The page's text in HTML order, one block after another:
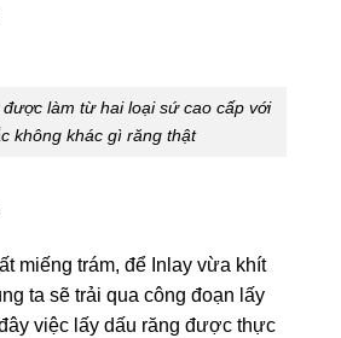
làm từ hai loại sứ cao cấp với
không khác gì răng thật
miếng trám, để Inlay vừa khít
ta sẽ trải qua công đoạn lấy
việc lấy dấu răng được thực